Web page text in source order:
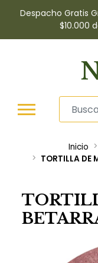
Despacho Gratis
$10.000
Inicio
TORTILLA DE